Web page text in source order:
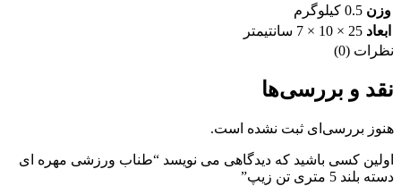
وزن 0.5 کیلوگرم
ابعاد 25 × 10 × 7 سانتیمتر
نظرات (0)
نقد و بررسی‌ها
هنوز بررسی‌ای ثبت نشده است.
اولین کسی باشید که دیدگاهی می نویسد “طناب ورزشی مهره ای
دسته بلند 5 متری تن زیپ”